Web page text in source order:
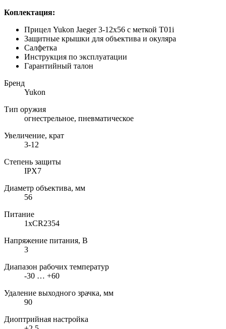
Коплектация:
Прицел Yukon Jaeger 3-12x56 с меткой T01i
Защитные крышки для объектива и окуляра
Салфетка
Инструкция по эксплуатации
Гарантийный талон
Бренд
Yukon
Тип оружия
огнестрельное, пневматическое
Увеличение, крат
3-12
Степень защиты
IPX7
Диаметр объектива, мм
56
Питание
1xCR2354
Напряжение питания, В
3
Диапазон рабочих температур
-30 … +60
Удаление выходного зрачка, мм
90
Диоптрийная настройка